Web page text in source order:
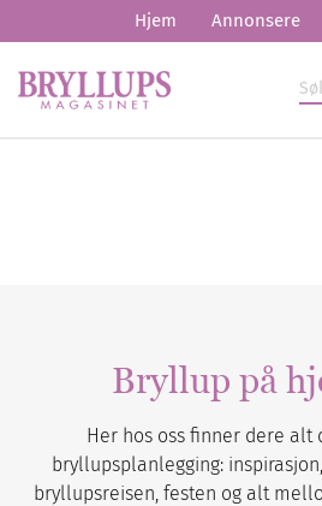
Hjem Annonsere
Bryllup på
Her hos oss finner dere alt
bryllupsplanlegging:
bryllupsreisen, festen og alt